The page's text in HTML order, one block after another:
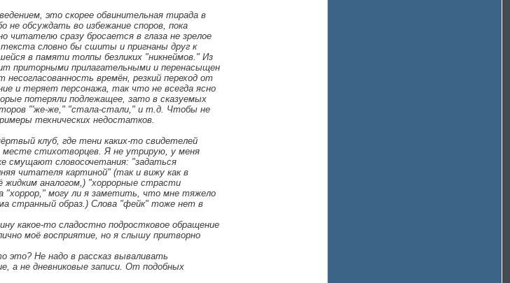
это скорее обвинительная тирада в
не обсуждать во избежание споров, пока
читателю сразу бросается в глаза не зрелое
словно бы сшиты и пригнаны друг к
в памяти толпы безликих "никнеймов." Из
приторными прилагательными и перенасыщен
времён, резкий переход от
и теряет персонажа, так что не всегда ясно
потеряли подлежащее, зато в сказуемых
"'же-же," "стала-стали," и т.д. Чтобы не
технических недостатков.
клуб, где тени каких-то свидетелей
месте стихотворцев. Я не утрирую, у меня
смущают словосочетания: "задаться
читателя картиной" (так и вижу как в
аналогом,) "хоррорные страсти
"хоррор," могу ли я заметить, что мне тяжело
странный образ.) Слова "фейк" тоже нет в
какое-то сладостно подростковое обращение
моё восприятие, но я слышу притворно
Не надо в рассказ вываливать
а не дневниковые записи. От подобных